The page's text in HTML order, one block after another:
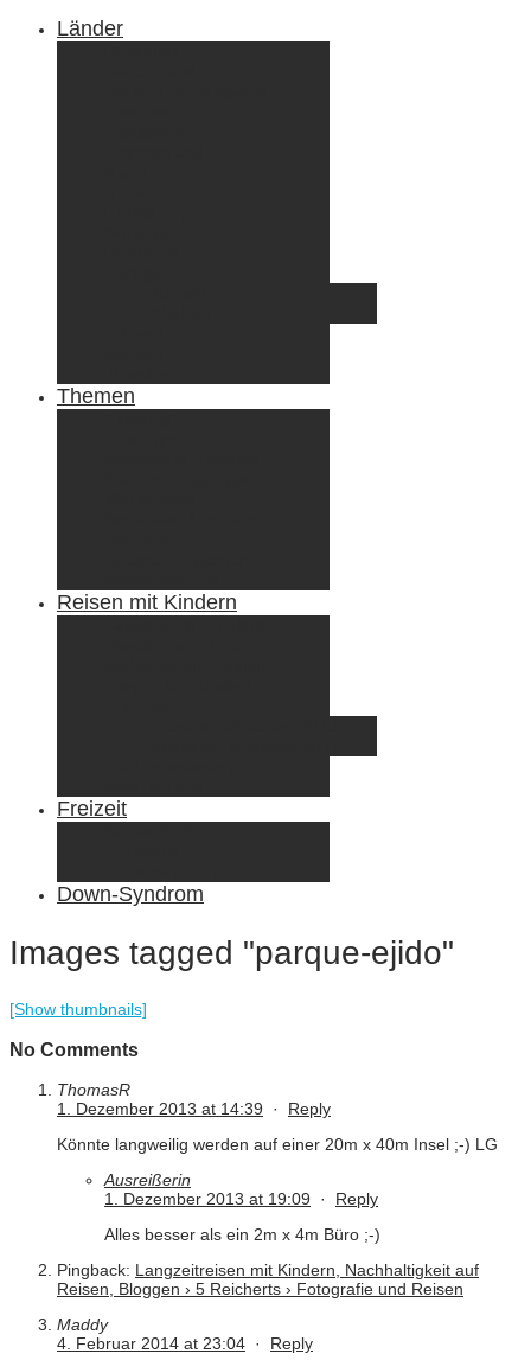
Länder
Themen
Reisen mit Kindern
Freizeit
Down-Syndrom
Images tagged "parque-ejido"
[Show thumbnails]
No Comments
ThomasR
1. Dezember 2013 at 14:39 · Reply
Könnte langweilig werden auf einer 20m x 40m Insel ;-) LG
Ausreißerin
1. Dezember 2013 at 19:09 · Reply
Alles besser als ein 2m x 4m Büro ;-)
Pingback: Langzeitreisen mit Kindern, Nachhaltigkeit auf
Reisen, Bloggen › 5 Reicherts › Fotografie und Reisen
Maddy
4. Februar 2014 at 23:04 · Reply